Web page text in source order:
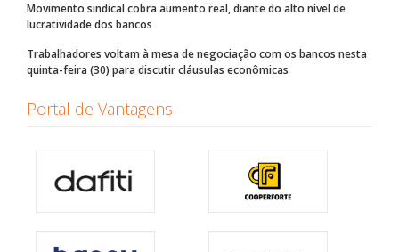
Movimento sindical cobra aumento real, diante do alto nível de
lucratividade dos bancos
Trabalhadores voltam à mesa de negociação com os bancos nesta
quinta-feira (30) para discutir cláusulas econômicas
Portal de Vantagens